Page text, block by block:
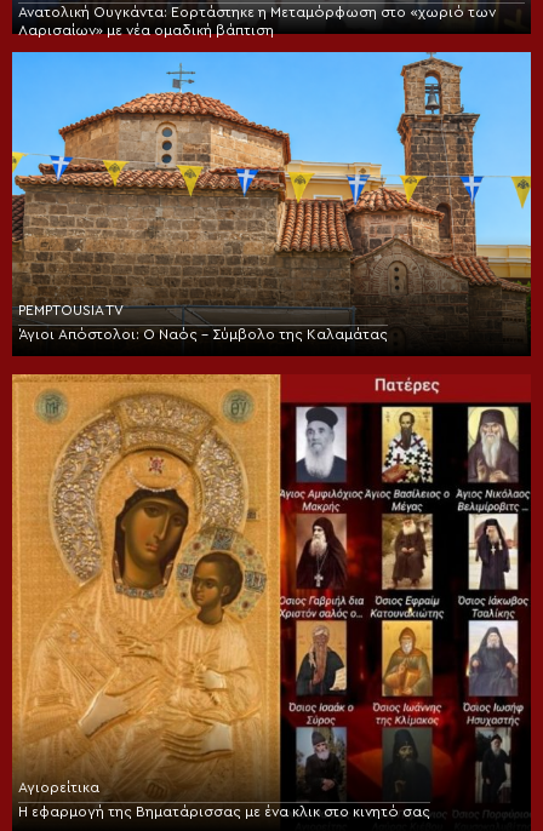
Ανατολική Ουγκάντα: Εορτάστηκε η Μεταμόρφωση στο «χωριό των
Λαρισαίων» με νέα ομαδική βάπτιση
PEMPTOUSIA TV
Άγιοι Απόστολοι: Ο Ναός – Σύμβολο της Καλαμάτας
Αγιορείτικα
Η εφαρμογή της Βηματάρισσας με ένα κλικ στο κινητό σας